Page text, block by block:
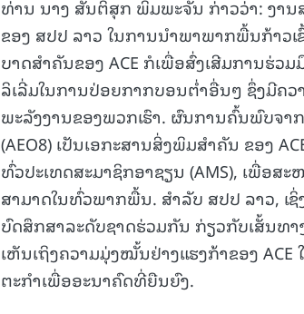
ທ່ານ ນາງ ສັນຕິສຸກ ພິມພະຈັນ ກ່າວວ່າ: ງາ
ຂອງ ສປປ ລາວ ໃນການນໍາພາພາກພື້ນກ້າວ
ບາດສໍາຄັນຂອງ ACE ກໍເພື່ອສົ່ງເສີມການຮ່
ລິເລີ່ມໃນການປ່ອຍກາກບອນຕໍ່າອື່ນໆ ຊຶ່ງມີຄ
ພະລັງງານຂອງພວກເຮົາ. ຜົນການຄົ້ນພົບຈ
(AEO8) ເປັນເອກະສານສິ່ງພິມສໍາຄັນ ຂອງ
ທົ່ວປະເທດສະມາຊິກອາຊຽນ (AMS), ເພື່ອ
ສາມາດໃນທົ່ວພາກພື້ນ. ສໍາລັບ ສປປ ລາວ, ເ
ບົດສຶກສາລະດັບຊາດຮ່ວມກັນ ກ່ຽວກັບເສັ້ນທ
ເຫັນເຖິງຄວາມມຸ່ງໝັ້ນຢ່າງແຮງກ້າຂອງ
ຕະກໍາເພື່ອອະນາຄົດທີ່ຍືນຍົງ.